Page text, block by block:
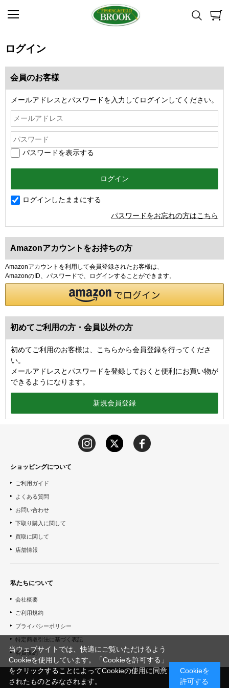
ログイン
会員のお客様
メールアドレスとパスワードを入力してログインしてください。
パスワードを表示する
ログインしたままにする
パスワードをお忘れの方はこちら
Amazonアカウントをお持ちの方
Amazonアカウントを利用して会員登録されたお客様は、
AmazonのID、パスワードで、ログインすることができます。
初めてご利用の方・会員以外の方
初めてご利用のお客様は、こちらから会員登録を行ってくださ
い。
メールアドレスとパスワードを登録しておくと便利にお買い物が
できるようになります。
ショッピングについて
ご利用ガイド
よくある質問
お問い合わせ
下取り購入に関して
買取に関して
店舗情報
私たちについて
会社概要
ご利用規約
プライバシーポリシー
特定商取引法に基づく表記
会員規約
当ウェブサイトでは、快適にご覧いただけるよう
Cookieを使用しています。「Cookieを許可する」
をクリックすることによってCookieの使用に同意
されたものとみなされます。
Cookieを
許可する